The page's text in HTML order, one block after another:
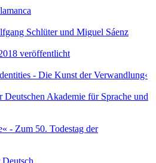
Schlüter und Miguel Sáenz
veröffentlicht
- Die Kunst der Verwandlung‹
Akademie für Sprache und
- Zum 50. Todestag der